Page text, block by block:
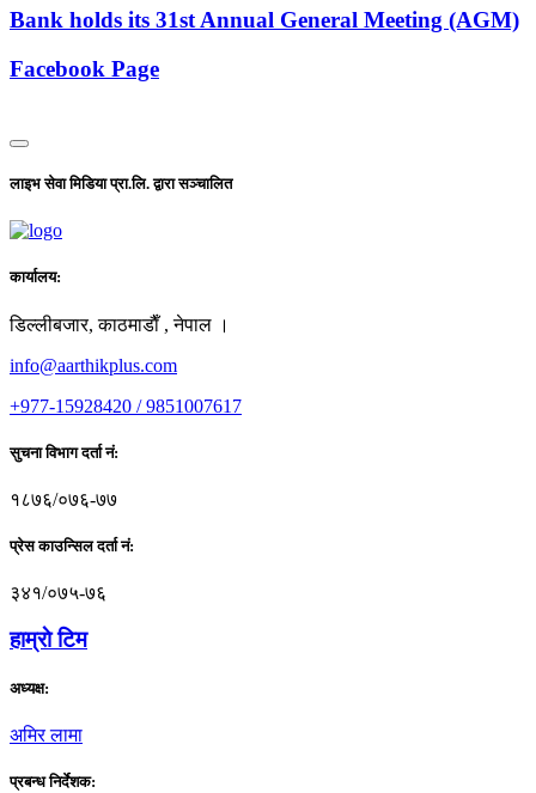
Bank holds its 31st Annual General Meeting (AGM)
Facebook Page
लाइभ सेवा मिडिया प्रा.लि. द्वारा सञ्चालित
कार्यालय:
डिल्लीबजार, काठमाडाैँ , नेपाल ।
info@aarthikplus.com
+977-15928420 / 9851007617
सुचना विभाग दर्ता नं:
१८७६/०७६-७७
प्रेस काउन्सिल दर्ता नं:
३४१/०७५-७६
हाम्राे टिम
अध्यक्ष:
अमिर लामा
प्रबन्ध निर्देशक: